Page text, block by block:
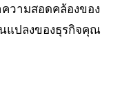
วามสอดคล้องของ
แปลงของธุรกิจคุณ